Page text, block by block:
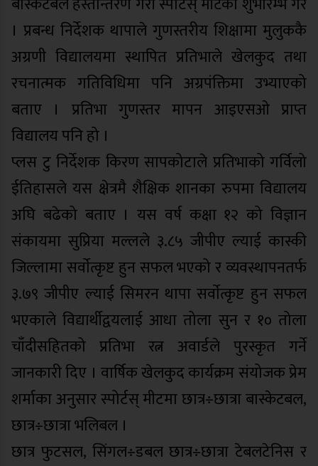
। प्रबन्ध निर्देशक थापाले गुणस्तरीय शिक्षामा मुलुककै
अग्रणी विद्यालयमा स्थापित प्रतिभाले खेलकुद तथा
रचनात्मक गतिविधिमा पनि अग्रपंक्तिमा उभ्याएको
बताए । प्रतिभा गुणस्तर मापन आइएसओ प्राप्त
विद्यालय पनि हो ।
प्लस टु निर्देशक किरण सापकोटाले प्रतिभाको गर्विलो
ईतिहासले यस क्षेत्रमै शैक्षिक शानका रुपमा विद्यालय
अघि बढेको बताए । यस वर्ष कक्षा १२ को विज्ञान
संकायमा सुप्रिया मल्लले ३.८५ जीपीए ल्याई कास्की
जिल्लामा सर्वाेत्कृष्ट हुन सफल भएको र व्यवस्थापनतर्फ
३.७९ जीपीए ल्याई सिमरन थापा सर्वाेत्कृष्ट हुन सफल
भएकाले विद्यार्थीद्वयलाई आधा तोला सुन र १० तोला
चाँदीसहितको प्रतिभा रत्न अवार्डले पुरस्कृत गर्ने
जानकारी दिए । वार्षिक खेलकुद कार्यक्रम संयोजक प्रेम
शर्माका अनुसार स्पोर्टस् मीटमा छात्र÷छात्रा बास्केटबल,
छात्र÷छात्रा भलिबल ।
छात्र फुटसल, सिंगल÷डबल छात्र÷छात्रा टेबलटेनिस र